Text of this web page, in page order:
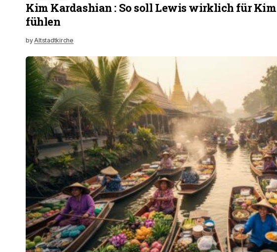
Kim Kardashian : So soll Lewis wirklich für Kim
fühlen
byAltstadtkirche